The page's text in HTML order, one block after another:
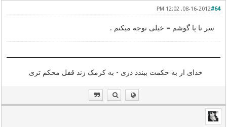
#64
08-16-2012, 12:02 PM
سر تا پا گوشم = خیلی توجه میكنم .
خدای ار به حکمت ببندد دری - به کرمک زند قفل محکم تری